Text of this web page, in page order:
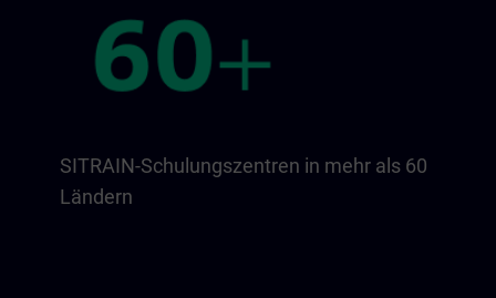
SITRAIN-Schulungszentren in mehr als 60
Ländern